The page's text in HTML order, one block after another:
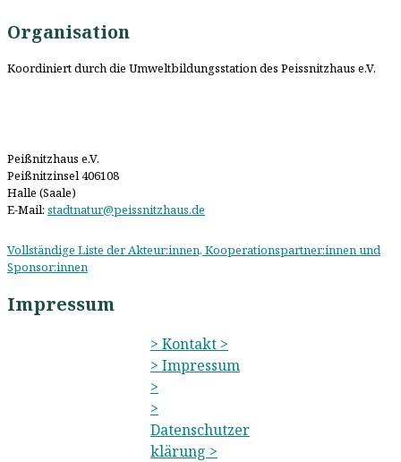
Organisation
Koordiniert durch die Umweltbildungsstation des Peissnitzhaus e.V.
Peißnitzhaus e.V.
Peißnitzinsel 406108
Halle (Saale)
E-Mail: stadtnatur@peissnitzhaus.de
Vollständige Liste der Akteur:innen, Kooperationspartner:innen und
Sponsor:innen
Impressum
> Kontakt >
> Impressum
>
>
Datenschutzer
klärung >